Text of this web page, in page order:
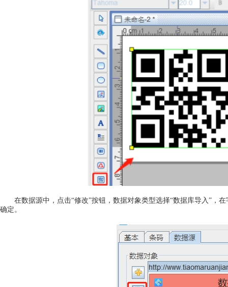
在数据源中，点击“修改”按钮，数据对象类型选择“数据库导入”，
确定。